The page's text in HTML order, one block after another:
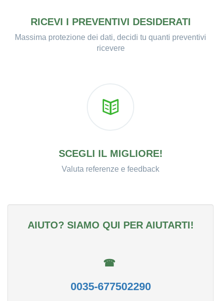
RICEVI I PREVENTIVI DESIDERATI
Massima protezione dei dati, decidi tu quanti preventivi
ricevere
SCEGLI IL MIGLIORE!
Valuta referenze e feedback
AIUTO? SIAMO QUI PER AIUTARTI!
☎
0035-677502290